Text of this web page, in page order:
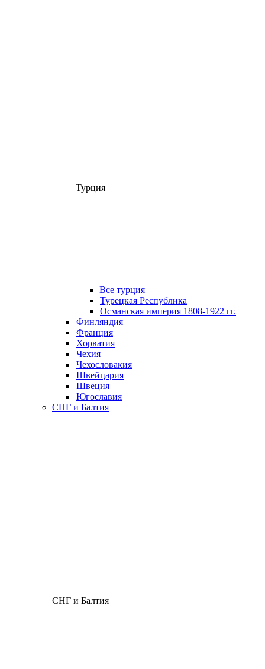
Турция
Все турция
Турецкая Республика
Османская империя 1808-1922 гг.
Финляндия
Франция
Хорватия
Чехия
Чехословакия
Швейцария
Швеция
Югославия
СНГ и Балтия
СНГ и Балтия